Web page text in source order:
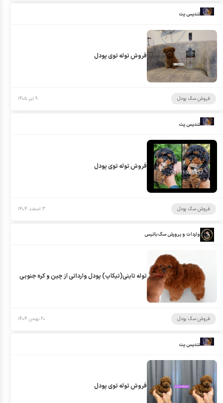
تندیس پت
فروش توله توی پودل
فروش سگ پودل ۹ تیر ۱۴۰۵
تندیس پت
فروش توله توی پودل
فروش سگ پودل ۳ اسفند ۱۴۰۴
واردات و پرورش سگ باتیس
توله تاینی(تیکاپ) پودل وارداتی از چین و کره جنوبی
فروش سگ پودل ۲۰ بهمن ۱۴۰۴
تندیس پت
فروش توله توی پودل